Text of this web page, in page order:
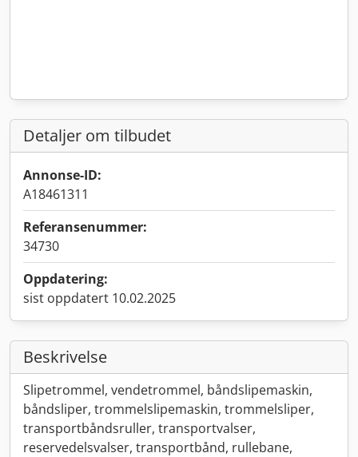
Detaljer om tilbudet
Annonse-ID:
A18461311
Referansenummer:
34730
Oppdatering:
sist oppdatert 10.02.2025
Beskrivelse
Slipetrommel, vendetrommel, båndslipemaskin,
båndsliper, trommelslipemaskin, trommelsliper,
transportbåndsruller, transportvalser,
reservedelsvalser, transportbånd, rullebane,